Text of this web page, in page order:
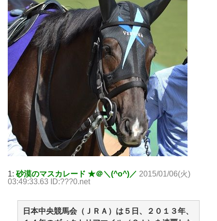
1: 砂漠のマスカレード ★＠＼(^o^)／ 2015/01/06(火)
03:49:33.63 ID:???0.net
日本中央競馬会（ＪＲＡ）は５日、２０１３年、